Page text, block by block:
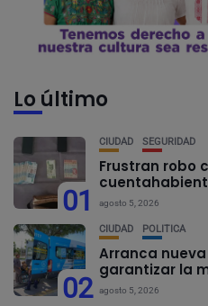
Lo último
01
CIUDAD SEGURIDAD
Frustran robo
agosto 5, 2026
02
CIUDAD POLÍTICA
Arranca
garantizar la
agosto 5, 2026